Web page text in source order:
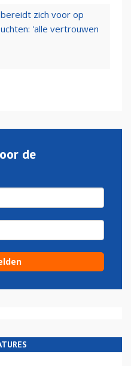
zich voor op
'alle vertrouwen
de